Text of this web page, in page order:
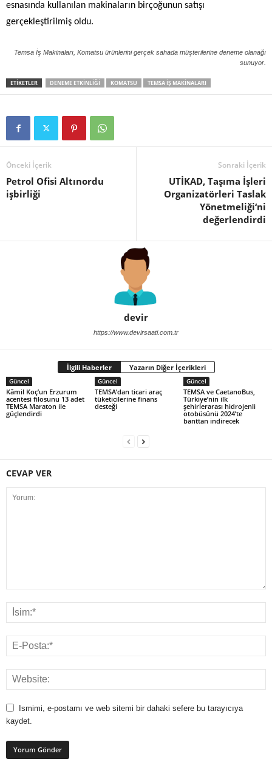
esnasında kullanılan makinaların birçoğunun satışı
gerçekleştirilmiş oldu.
Temsa İş Makinaları, Komatsu ürünlerini gerçek sahada müşterilerine deneme olanağı
sunuyor.
ETIKETLER DENEME ETKINLIĞI KOMATSU TEMSA IŞ MAKINALARI
Önceki İçerik
Petrol Ofisi Altınordu
işbirliği
Sonraki İçerik
UTİKAD, Taşıma İşleri
Organizatörleri Taslak
Yönetmeliği‘ni
değerlendirdi
devir
https://www.devirsaati.com.tr
İlgili Haberler Yazarın Diğer İçerikleri
Güncel
Kâmil Koç’un Erzurum
acentesi filosunu 13 adet
TEMSA Maraton ile
güçlendirdi
Güncel
TEMSA’dan ticari araç
tüketicilerine finans
desteği
Güncel
TEMSA ve CaetanoBus,
Türkiye’nin ilk
şehirlerarası hidrojenli
otobüsünü 2024’te
banttan indirecek
CEVAP VER
Ismimi, e-postamı ve web sitemi bir dahaki sefere bu tarayıcıya
kaydet.